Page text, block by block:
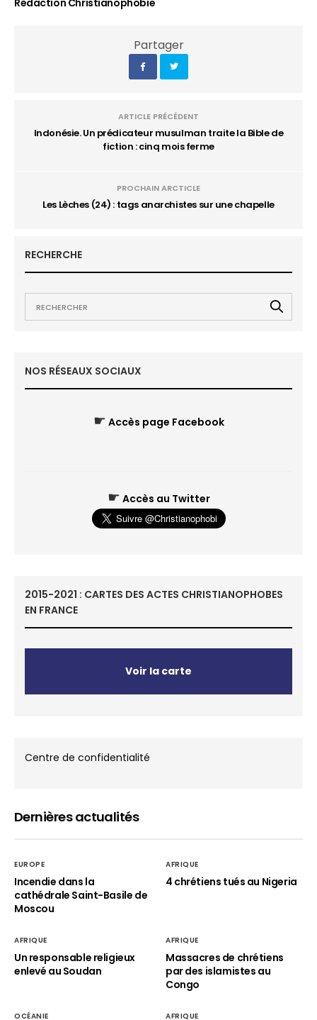
Rédaction Christianophobie
Partager
ARTICLE PRÉCÉDENT
Indonésie. Un prédicateur musulman traite la Bible de
fiction : cinq mois ferme
PROCHAIN ARCTICLE
Les Lèches (24) : tags anarchistes sur une chapelle
RECHERCHE
NOS RÉSEAUX SOCIAUX
☛ Accès page Facebook
☛ Accès au Twitter
2015-2021 : CARTES DES ACTES CHRISTIANOPHOBES
EN FRANCE
Voir la carte
Centre de confidentialité
Dernières actualités
EUROPE
Incendie dans la
cathédrale Saint-Basile de
Moscou
AFRIQUE
4 chrétiens tués au Nigeria
AFRIQUE
Un responsable religieux
enlevé au Soudan
AFRIQUE
Massacres de chrétiens
par des islamistes au
Congo
OCÉANIE AFRIQUE